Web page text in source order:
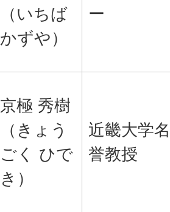
（いちば
かずや）
ー
京極 秀樹
（きょう
ごく ひで
き）
近畿大学名
誉教授